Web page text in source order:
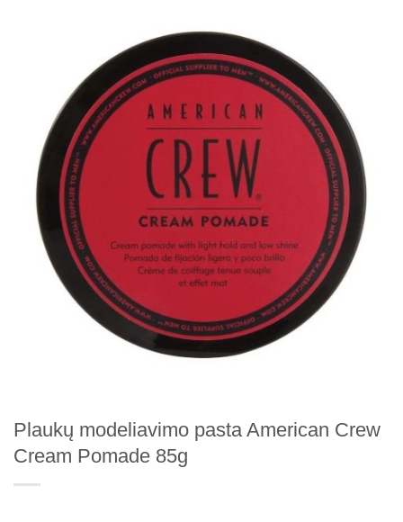
Plaukų modeliavimo pasta American Crew
Cream Pomade 85g